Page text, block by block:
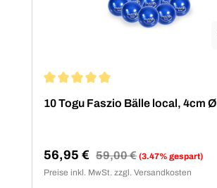
10 Togu Faszio Bälle local, 4cm Ø
Verkaufspreis:
56,95 € Regulärer Preis:
59,00 € (3.47% gespart)
Preise inkl. MwSt. zzgl. Versandkosten